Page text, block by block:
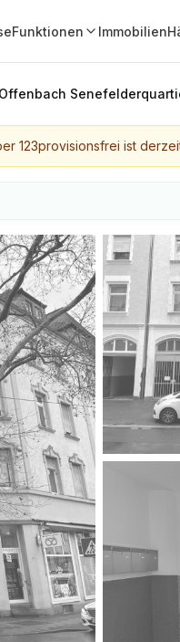
Funktionen Immobilien
123provisionsfrei ist